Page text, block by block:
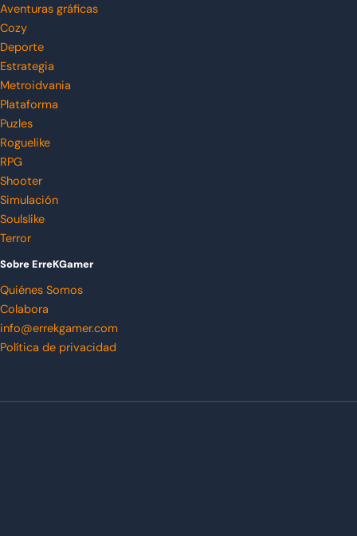
Aventuras gráficas
Cozy
Deporte
Estrategia
Metroidvania
Plataforma
Puzles
Roguelike
RPG
Shooter
Simulación
Soulslike
Terror
Sobre ErreKGamer
Quiénes Somos
Colabora
info@errekgamer.com
Política de privacidad